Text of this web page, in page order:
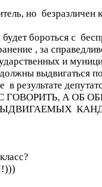
но безразличен
бороться с
, за
и
выдвигаться
результате
ГОВОРИТЬ, А ОБ